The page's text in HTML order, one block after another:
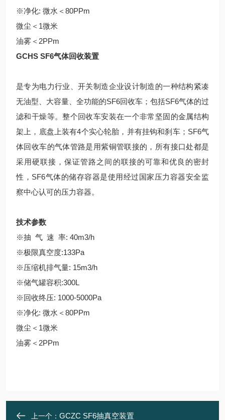
※净化: 微水＜80PPm
微尘＜1微米
油雾＜2PPm
GCHS SF6气体回收装置
是专为电力行业、开关制造企业设计制造的一种结构紧凑
无油型、大容量、全功能的SF6回收车；包括SF6气体的过
滤和干燥等。整个回收车安装在一个非常坚固的金属结构
架上，底盘上装有4个实心轮胎，并有挂钩和刹车；SF6气
体回收车的气体管路是用紫铜管联接的，所有接口处都是
采用硬联接，保证管路之间的联接的可靠和优良的密封
性，SF6气体的储存容器是使用经过国家压力容器安全监
察中心认可的压力容器。
技术参数
※抽 气 速 率: 40m3/h
※极限真空度:133Pa
※压缩机排气量: 15m3/h
※储气罐容积:300L
※回收终压: 1000-5000Pa
※净化: 微水＜80PPm
微尘＜1微米
油雾＜2PPm
上一个： GCZC SF6抽真空装置